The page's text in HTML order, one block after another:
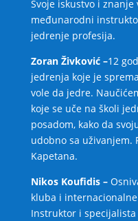
Svoje iskustvo i
međunarodni
jedrenje profesija.
Zoran Živković –12
jedrenja koje je
vole da jedre.
koje se uče na školi
posadom, kako da
udobno sa uživanjem.
Kapetana.
Nikos Koufidis –
kluba i
Instruktor i